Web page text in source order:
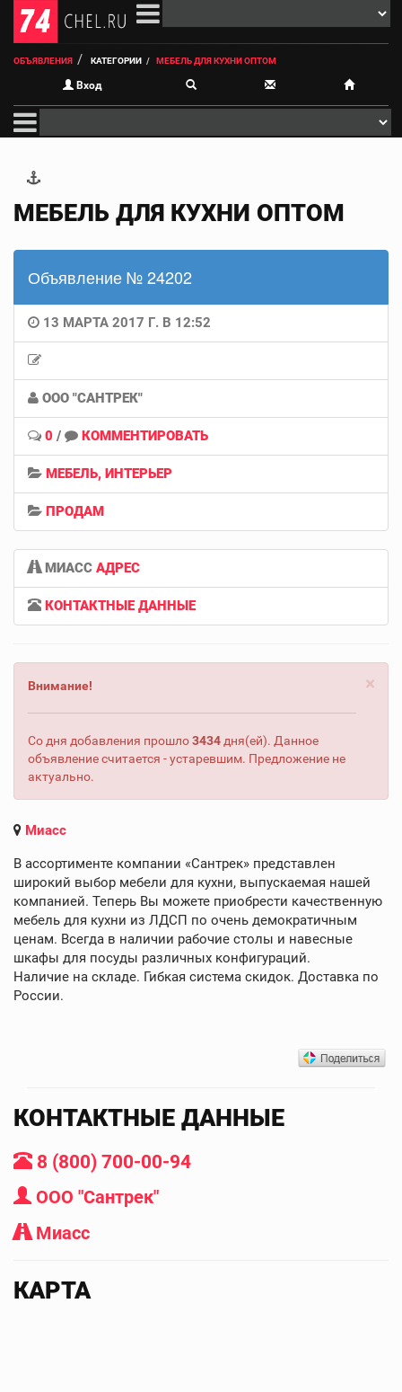
ОБЪЯВЛЕНИЯ КАТЕГОРИИ МЕБЕЛЬ ДЛЯ КУХНИ ОПТОМ
Вход
МЕБЕЛЬ ДЛЯ КУХНИ ОПТОМ
Объявление № 24202
13 МАРТА 2017 Г. В 12:52
ООО "САНТРЕК"
0 / КОММЕНТИРОВАТЬ
МЕБЕЛЬ, ИНТЕРЬЕР
ПРОДАМ
МИАСС АДРЕС
КОНТАКТНЫЕ ДАННЫЕ
×
Внимание!
Со дня добавления прошло3434 дня(ей). Данное
объявление считается - устаревшим. Предложение не
актуально.
Миасс
В ассортименте компании «Сантрек» представлен
широкий выбор мебели для кухни, выпускаемая нашей
компанией. Теперь Вы можете приобрести качественную
мебель для кухни из ЛДСП по очень демократичным
ценам. Всегда в наличии рабочие столы и навесные
шкафы для посуды различных конфигураций.
Наличие на складе. Гибкая система скидок. Доставка по
России.
КОНТАКТНЫЕ ДАННЫЕ
8 (800) 700-00-94
ООО "Сантрек"
Миасс
КАРТА